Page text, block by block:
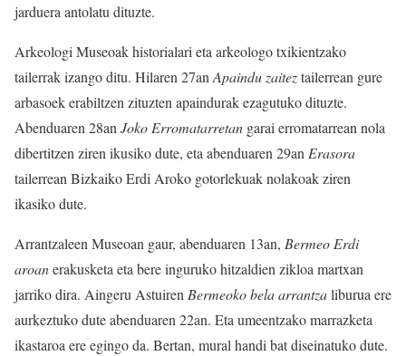
jarduera antolatu dituzte.
Arkeologi Museoak historialari eta arkeologo txikientzako
tailerrak izango ditu. Hilaren 27anApaindu zaiteztailerrean gure
arbasoek erabiltzen zituzten apaindurak ezagutuko dituzte.
Abenduaren 28anJoko Erromatarretan garai erromatarrean nola
dibertitzen ziren ikusiko dute, eta abenduaren 29anErasora
tailerrean Bizkaiko Erdi Aroko gotorlekuak nolakoak ziren
ikasiko dute.
Arrantzaleen Museoan gaur, abenduaren 13an, Bermeo Erdi
aroanerakusketa eta bere inguruko hitzaldien zikloa martxan
jarriko dira. Aingeru AstuirenBermeoko bela arrantzaliburua ere
aurkeztuko dute abenduaren 22an. Eta umeentzako marrazketa
ikastaroa ere egingo da. Bertan, mural handi bat diseinatuko dute.